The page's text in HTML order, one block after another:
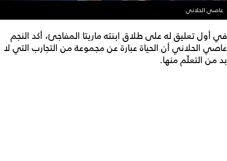
عاصي الحلاني
في أول تعليق له على طلاق ابنته ماريتا المفاجئ، أكد النجم
عاصي الحلاني أن الحياة عبارة عن مجموعة من التجارب التي لا
بد من التعلّم منها.